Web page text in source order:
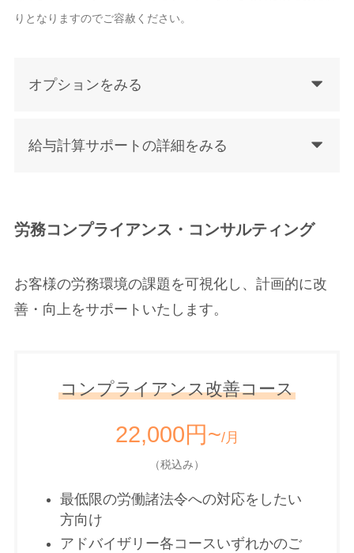
りとなりますのでご容赦ください。
オプションをみる
給与計算サポートの詳細をみる
労務コンプライアンス・コンサルティング
お客様の労務環境の課題を可視化し、計画的に改
善・向上をサポートいたします。
コンプライアンス改善コース
22,000円~/月
（税込み）
最低限の労働諸法令への対応をしたい
方向け
アドバイザリー各コースいずれかのご